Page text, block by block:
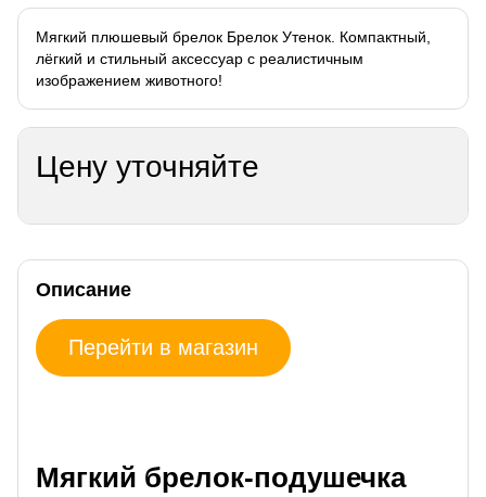
Мягкий плюшевый брелок Брелок Утенок. Компактный,
лёгкий и стильный аксессуар с реалистичным
изображением животного!
Цену уточняйте
Описание
Перейти в магазин
Мягкий брелок-подушечка